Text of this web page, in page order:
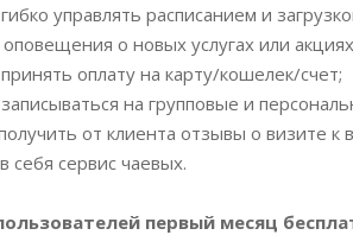
управлять расписанием и
о новых услугах или
оплату на карту/кошелек/счет;
на групповые и
от клиента отзывы о визите к
себя сервис чаевых.
первый месяц